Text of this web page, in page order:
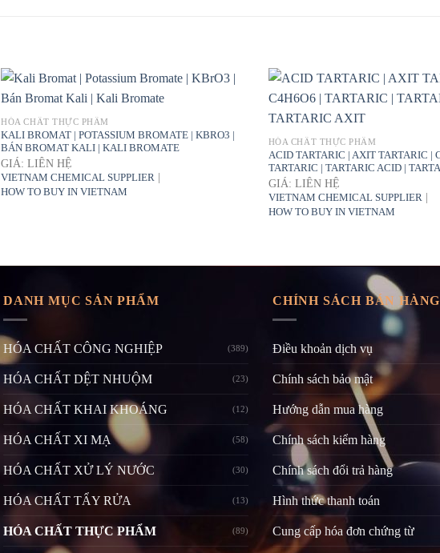
HÓA CHẤT THỰC PHẨM
KALI BROMAT | POTASSIUM BROMATE | KBRO3 |
BÁN BROMAT KALI | KALI BROMATE
GIÁ: LIÊN HỆ
VIETNAM CHEMICAL SUPPLIER |
HOW TO BUY IN VIETNAM
HÓA CHẤT THỰC PHẨM
ACID TARTARIC | AXIT TARTARIC |
TARTARIC | TARTARIC ACID |
GIÁ: LIÊN HỆ
VIETNAM CHEMICAL SUPPLIER |
HOW TO BUY IN VIETNAM
DANH MỤC SẢN PHẨM
HÓA CHẤT CÔNG NGHIỆP (389)
HÓA CHẤT DỆT NHUỘM (23)
HÓA CHẤT KHAI KHOÁNG (12)
HÓA CHẤT XI MẠ (58)
HÓA CHẤT XỬ LÝ NƯỚC (30)
HÓA CHẤT TẨY RỬA (13)
HÓA CHẤT THỰC PHẨM (89)
CHÍNH SÁCH BÁN HÀNG
Điều khoản dịch vụ
Chính sách bảo mật
Hướng dẫn mua hàng
Chính sách kiểm hàng
Chính sách đổi trả hàng
Hình thức thanh toán
Cung cấp hóa đơn chứng từ